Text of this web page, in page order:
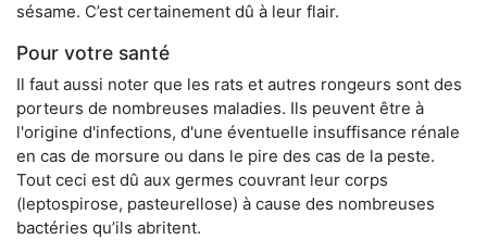
sésame. C’est certainement dû à leur flair.
Pour votre santé
Il faut aussi noter que les rats et autres rongeurs sont des
porteurs de nombreuses maladies. Ils peuvent être à
l'origine d'infections, d'une éventuelle insuffisance rénale
en cas de morsure ou dans le pire des cas de la peste.
Tout ceci est dû aux germes couvrant leur corps
(leptospirose, pasteurellose) à cause des nombreuses
bactéries qu’ils abritent.